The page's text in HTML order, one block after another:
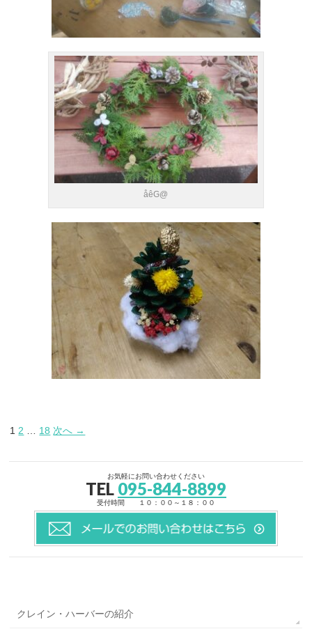
åêG@
1 2 18 次へ →
お気軽にお問い合わせください
TEL 095-844-8899
受付時間 １０：００～１８：００
クレイン・ハーバーの紹介